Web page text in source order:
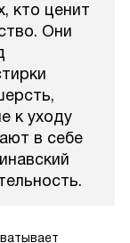
кто ценит
Они
к уходу
в себе